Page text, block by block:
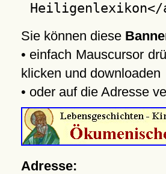
Heiligenlexikon</
Sie können diese
• einfach Mauscursor
klicken und downloaden
• oder auf die Adresse
Adresse: